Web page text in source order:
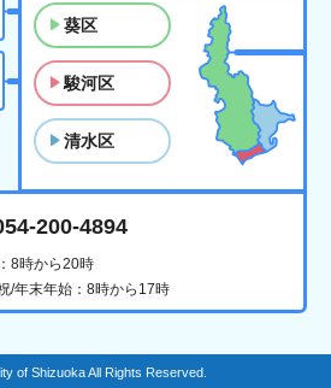
葵区
駿河区
清水区
200-4894
8時から20時
/年末年始：8時から17時
of Shizuoka All Rights Reserved.